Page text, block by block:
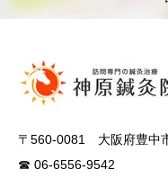
〒560-0081 大阪府豊中
☎ 06-6556-9542